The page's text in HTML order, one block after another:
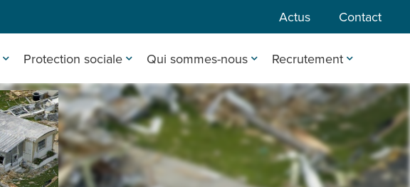
Actus Contact
Protection sociale Qui sommes-nous Recrutement